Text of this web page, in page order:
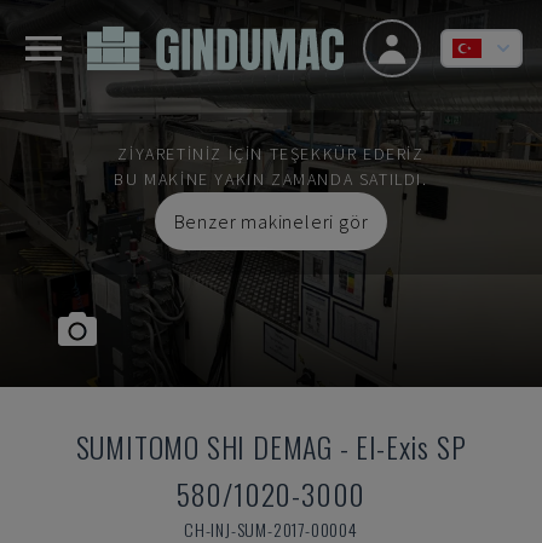
ZIYARETINIZ IÇIN TEŞEKKÜR EDERIZ
BU MAKINE YAKIN ZAMANDA SATILDI.
Benzer makineleri gör
SUMITOMO SHI DEMAG - El-Exis SP
580/1020-3000
CH-INJ-SUM-2017-00004